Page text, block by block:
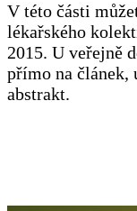
V této části
lékařského
2015. U veřejně
přímo na článek,
abstrakt.